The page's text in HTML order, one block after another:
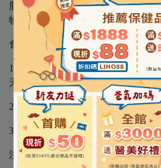
脂肪 0公克、飽和脂肪 0公克、反
物 3.2公克、糖 0公克、鈉 7.9毫克
食用方式｜
1.1天1瓶，持續使用一個月；後續依
天1瓶，持續2個月。
2.飯前飯後皆可，最佳食用時間睡前
3.短期速攻：1天2瓶，持續2週。
注意事項｜本產品非素食